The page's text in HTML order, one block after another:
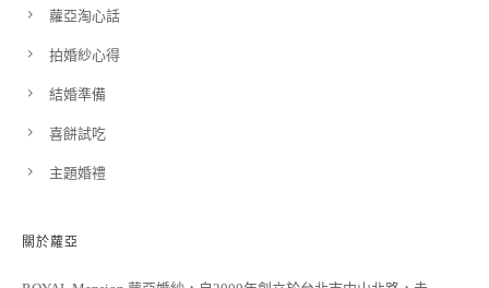
蘿亞淘心話
拍婚紗心得
結婚準備
喜餅試吃
主題婚禮
關於蘿亞